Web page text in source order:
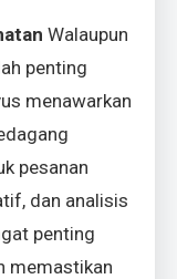
Walaupun
penting
menawarkan
pesanan
dan analisis
penting
memastikan